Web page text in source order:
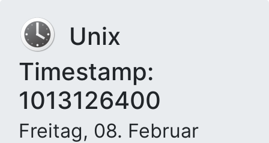
Unix
Timestamp:
1013126400
Freitag, 08. Februar